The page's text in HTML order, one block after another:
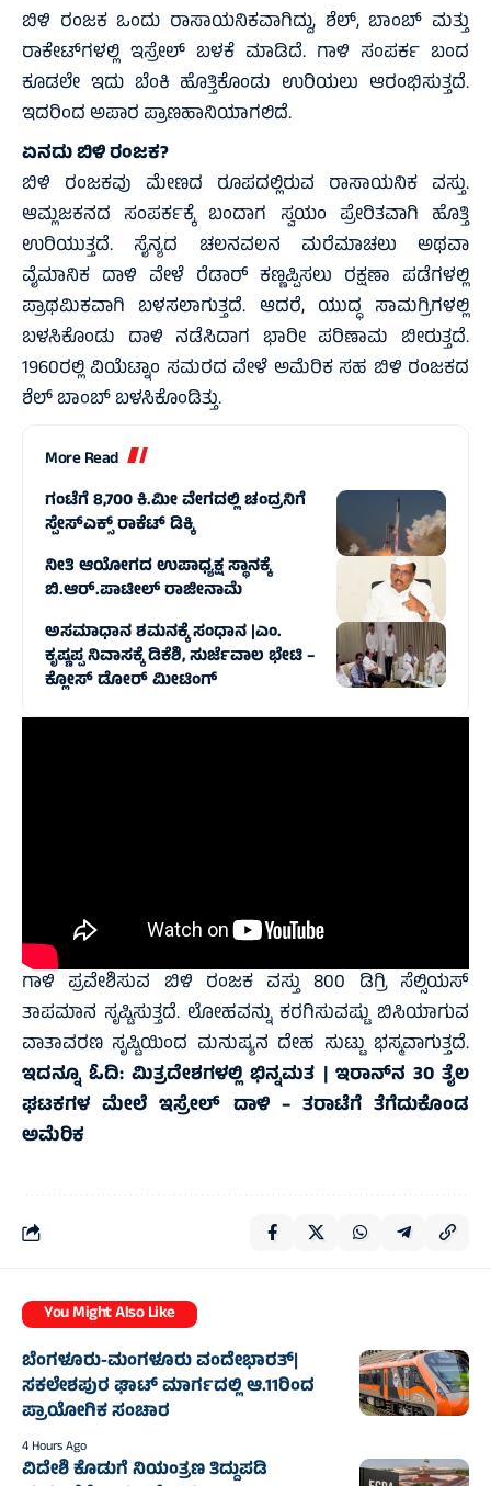
ಬಿಳಿ ರಂಜಕ ಒಂದು ರಾಸಾಯನಿಕವಾಗಿದ್ದು, ಶೆಲ್, ಬಾಂಬ್ ಮತ್ತು
ರಾಕೇಟ್‌ಗಳಲ್ಲಿ ಇಸ್ರೇಲ್ ಬಳಕೆ ಮಾಡಿದೆ. ಗಾಳಿ ಸಂಪರ್ಕ ಬಂದ
ಕೂಡಲೇ ಇದು ಬೆಂಕಿ ಹೊತ್ತಿಕೊಂಡು ಉರಿಯಲು ಆರಂಭಿಸುತ್ತದೆ.
ಇದರಿಂದ ಅಪಾರ ಪ್ರಾಣಹಾನಿಯಾಗಲಿದೆ.
ಏನದು ಬಿಳಿ ರಂಜಕ?
ಬಿಳಿ ರಂಜಕವು ಮೇಣದ ರೂಪದಲ್ಲಿರುವ ರಾಸಾಯನಿಕ ವಸ್ತು.
ಆಮ್ಲಜಕನದ ಸಂಪರ್ಕಕ್ಕೆ ಬಂದಾಗ ಸ್ವಯಂ ಪ್ರೇರಿತವಾಗಿ ಹೊತ್ತಿ
ಉರಿಯುತ್ತದೆ. ಸೈನ್ಯದ ಚಲನವಲನ ಮರೆಮಾಚಲು ಅಥವಾ
ವೈಮಾನಿಕ ದಾಳಿ ವೇಳೆ ರೆಡಾರ್‌ ಕಣ್ಣಪ್ಪಿಸಲು ರಕ್ಷಣಾ ಪಡೆಗಳಲ್ಲಿ
ಪ್ರಾಥಮಿಕವಾಗಿ ಬಳಸಲಾಗುತ್ತದೆ. ಆದರೆ, ಯುದ್ಧ ಸಾಮಗ್ರಿಗಳಲ್ಲಿ
ಬಳಸಿಕೊಂಡು ದಾಳಿ ನಡೆಸಿದಾಗ ಭಾರೀ ಪರಿಣಾಮ ಬೀರುತ್ತದೆ.
1960ರಲ್ಲಿ ವಿಯೆಟ್ನಾಂ ಸಮರದ ವೇಳೆ ಅಮೆರಿಕ ಸಹ ಬಿಳಿ ರಂಜಕದ
ಶೆಲ್ ಬಾಂಬ್ ಬಳಸಿಕೊಂಡಿತ್ತು.
More Read
ಗಂಟೆಗೆ 8,700 ಕಿ.ಮೀ ವೇಗದಲ್ಲಿ ಚಂದ್ರನಿಗೆ
ಸ್ಪೇಸ್‌ಎಕ್ಸ್ ರಾಕೆಟ್ ಡಿಕ್ಕಿ
ನೀತಿ ಆಯೋಗದ ಉಪಾಧ್ಯಕ್ಷ ಸ್ಥಾನಕ್ಕೆ
ಬಿ.ಆರ್.ಪಾಟೀಲ್ ರಾಜೀನಾಮೆ
ಅಸಮಾಧಾನ ಶಮನಕ್ಕೆ ಸಂಧಾನ |ಎಂ.
ಕೃಷ್ಣಪ್ಪ ನಿವಾಸಕ್ಕೆ ಡಿಕೆಶಿ, ಸುರ್ಜೆವಾಲ ಭೇಟಿ –
ಕ್ಲೋಸ್ ಡೋರ್ ಮೀಟಿಂಗ್
ಗಾಳಿ ಪ್ರವೇಶಿಸುವ ಬಿಳಿ ರಂಜಕ ವಸ್ತು 800 ಡಿಗ್ರಿ ಸೆಲ್ಸಿಯಸ್
ತಾಪಮಾನ ಸೃಷ್ಟಿಸುತ್ತದೆ. ಲೋಹವನ್ನು ಕರಗಿಸುವಷ್ಟು ಬಿಸಿಯಾಗುವ
ವಾತಾವರಣ ಸೃಷ್ಟಿಯಿಂದ ಮನುಷ್ಯನ ದೇಹ ಸುಟ್ಟು ಭಸ್ಮವಾಗುತ್ತದೆ.
ಇದನ್ನೂ ಓದಿ:ಮಿತ್ರದೇಶಗಳಲ್ಲಿ ಭಿನ್ನಮತ | ಇರಾನ್‌ನ 30 ತೈಲ
ಘಟಕಗಳ ಮೇಲೆ ಇಸ್ರೇಲ್ ದಾಳಿ – ತರಾಟೆಗೆ ತೆಗೆದುಕೊಂಡ
ಅಮೆರಿಕ
You Might Also Like
ಬೆಂಗಳೂರು-ಮಂಗಳೂರು ವಂದೇಭಾರತ್‌|
ಸಕಲೇಶಪುರ ಘಾಟ್ ಮಾರ್ಗದಲ್ಲಿ ಆ.11ರಿಂದ
ಪ್ರಾಯೋಗಿಕ ಸಂಚಾರ
4 Hours Ago
ವಿದೇಶಿ ಕೊಡುಗೆ ನಿಯಂತ್ರಣ ತಿದ್ದುಪಡಿ